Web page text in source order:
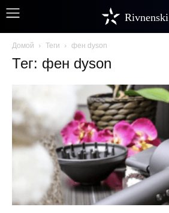
Rivnenski
Домой Теги фен dyson
Тег: фен dyson